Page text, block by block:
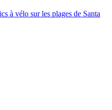
à vélo sur les plages de Santa